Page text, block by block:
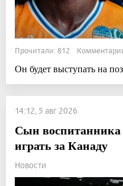
Прочитали: 812
Он будет выступать на
14:12, 5 авг 2026
Сын
играть за Канаду
Новости